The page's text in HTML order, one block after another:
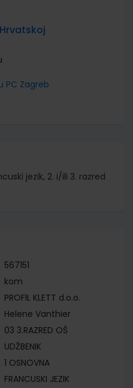
PC Zagreb
jezik, 2. i/ili 3. razred
567151
kom
PROFIL KLETT d.o.o.
Helene Vanthier
03 3.RAZRED OŠ
UDŽBENIK
1 OSNOVNA
FRANCUSKI JEZIK